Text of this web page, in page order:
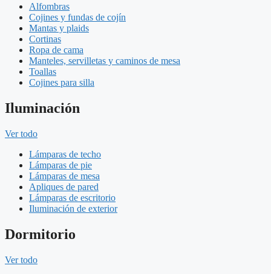
Alfombras
Cojines y fundas de cojín
Mantas y plaids
Cortinas
Ropa de cama
Manteles, servilletas y caminos de mesa
Toallas
Cojines para silla
Iluminación
Ver todo
Lámparas de techo
Lámparas de pie
Lámparas de mesa
Apliques de pared
Lámparas de escritorio
Iluminación de exterior
Dormitorio
Ver todo